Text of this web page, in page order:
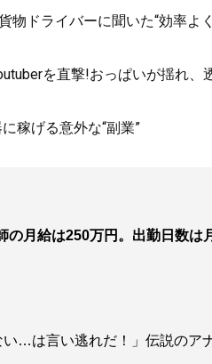
ドライバーに聞いた“効率よ
を直撃!おっぱいが揺れ、
稼げる意外な“副業”
の月給は250万円。出勤日数は
い…は言い逃れだ！」伝説のア